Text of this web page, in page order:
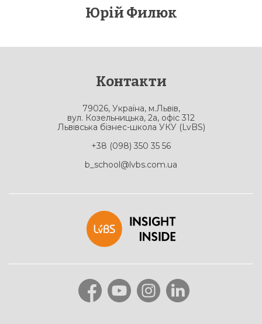
Юрій Филюк
Контакти
79026, Україна, м.Львів,
вул. Козельницька, 2а, офіс 312
Львівська бізнес-школа УКУ (LvBS)
+38 (098) 350 35 56
b_school@lvbs.com.ua